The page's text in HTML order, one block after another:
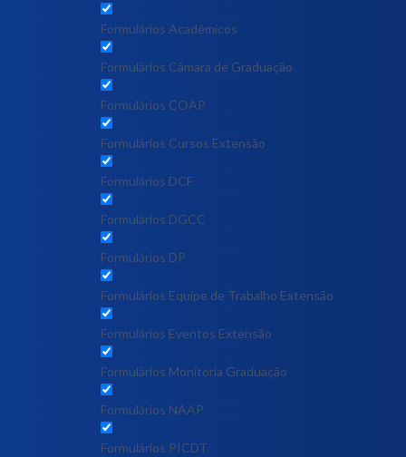
Formulários Acadêmicos
Formulários Câmara de Graduação
Formulários COAP
Formulários Cursos Extensão
Formulários DCF
Formulários DGCC
Formulários DP
Formulários Equipe de Trabalho Extensão
Formulários Eventos Extensão
Formulários Monitoria Graduação
Formulários NAAP
Formulários PICDT